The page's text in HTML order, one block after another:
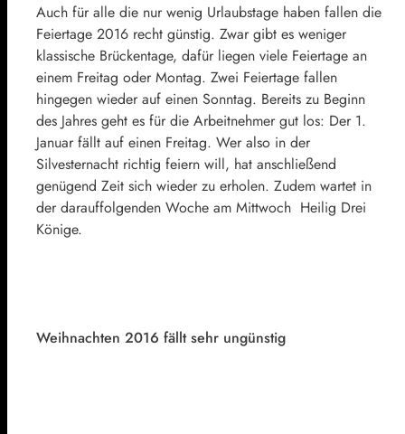
Auch für alle die nur wenig Urlaubstage haben fallen die
Feiertage 2016 recht günstig. Zwar gibt es weniger
klassische Brückentage, dafür liegen viele Feiertage an
einem Freitag oder Montag. Zwei Feiertage fallen
hingegen wieder auf einen Sonntag. Bereits zu Beginn
des Jahres geht es für die Arbeitnehmer gut los: Der 1.
Januar fällt auf einen Freitag. Wer also in der
Silvesternacht richtig feiern will, hat anschließend
genügend Zeit sich wieder zu erholen. Zudem wartet in
der darauffolgenden Woche am Mittwoch Heilig Drei
Könige.
Weihnachten 2016 fällt sehr ungünstig